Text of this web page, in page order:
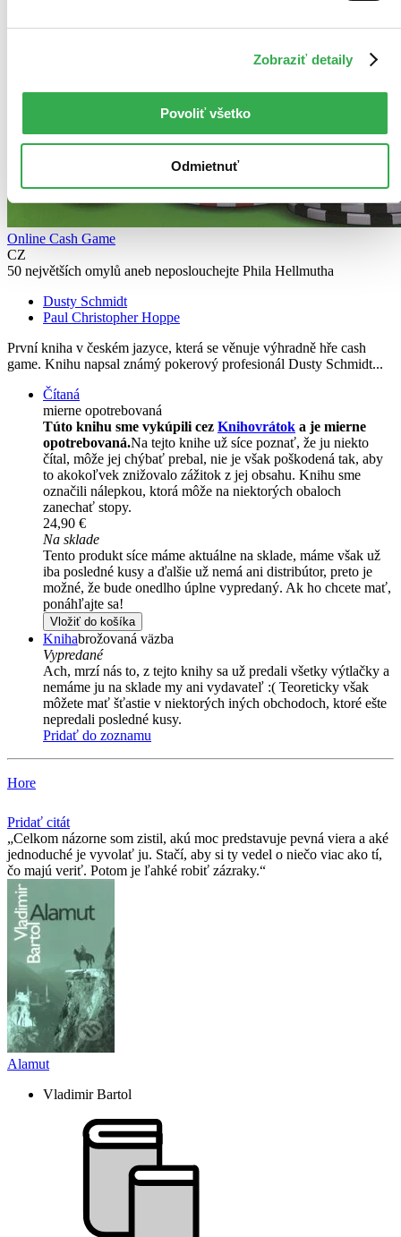
Zobraziť detaily
Povoliť všetko
Odmietnuť
Online Cash Game
CZ
50 největších omylů aneb neposlouchejte Phila Hellmutha
Dusty Schmidt
Paul Christopher Hoppe
První kniha v českém jazyce, která se věnuje výhradně hře cash
game. Knihu napsal známý pokerový profesionál Dusty Schmidt...
Čítaná
mierne opotrebovaná
Túto knihu sme vykúpili cez Knihovrátok a je mierne
opotrebovaná.Na tejto knihe už síce poznať, že ju niekto
čítal, môže jej chýbať prebal, nie je však poškodená tak, aby
to akokoľvek znižovalo zážitok z jej obsahu. Knihu sme
označili nálepkou, ktorá môže na niektorých obaloch
zanechať stopy.
24,90 €
Na sklade
Tento produkt síce máme aktuálne na sklade, máme však už
iba posledné kusy a ďalšie už nemá ani distribútor, preto je
možné, že bude onedlho úplne vypredaný. Ak ho chcete mať,
ponáhľajte sa!
Vložiť do košíka
Knihabrožovaná väzba
Vypredané
Ach, mrzí nás to, z tejto knihy sa už predali všetky výtlačky a
nemáme ju na sklade my ani vydavateľ :( Teoreticky však
môžete mať šťastie v niektorých iných obchodoch, ktoré ešte
nepredali posledné kusy.
Pridať do zoznamu
Hore
Pridať citát
Celkom názorne som zistil, akú moc predstavuje pevná viera a aké
jednoduché je vyvolať ju. Stačí, aby si ty vedel o niečo viac ako tí,
čo majú veriť. Potom je ľahké robiť zázraky.
Alamut
Vladimir Bartol